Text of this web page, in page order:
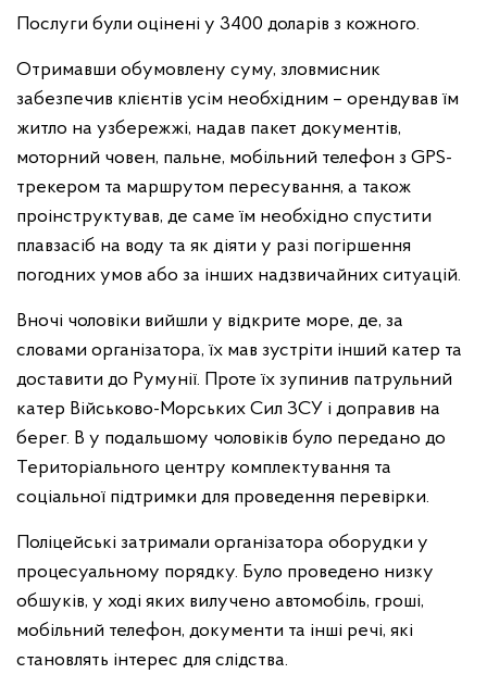
Послуги були оцінені у 3400 доларів з кожного.
Отримавши обумовлену суму, зловмисник
забезпечив клієнтів усім необхідним – орендував їм
житло на узбережжі, надав пакет документів,
моторний човен, пальне, мобільний телефон з GPS-
трекером та маршрутом пересування, а також
проінструктував, де саме їм необхідно спустити
плавзасіб на воду та як діяти у разі погіршення
погодних умов або за інших надзвичайних ситуацій.
Вночі чоловіки вийшли у відкрите море, де, за
словами організатора, їх мав зустріти інший катер та
доставити до Румунії. Проте їх зупинив патрульний
катер Військово-Морських Сил ЗСУ і доправив на
берег. В у подальшому чоловіків було передано до
Територіального центру комплектування та
соціальної підтримки для проведення перевірки.
Поліцейські затримали організатора оборудки у
процесуальному порядку. Було проведено низку
обшуків, у ході яких вилучено автомобіль, гроші,
мобільний телефон, документи та інші речі, які
становлять інтерес для слідства.